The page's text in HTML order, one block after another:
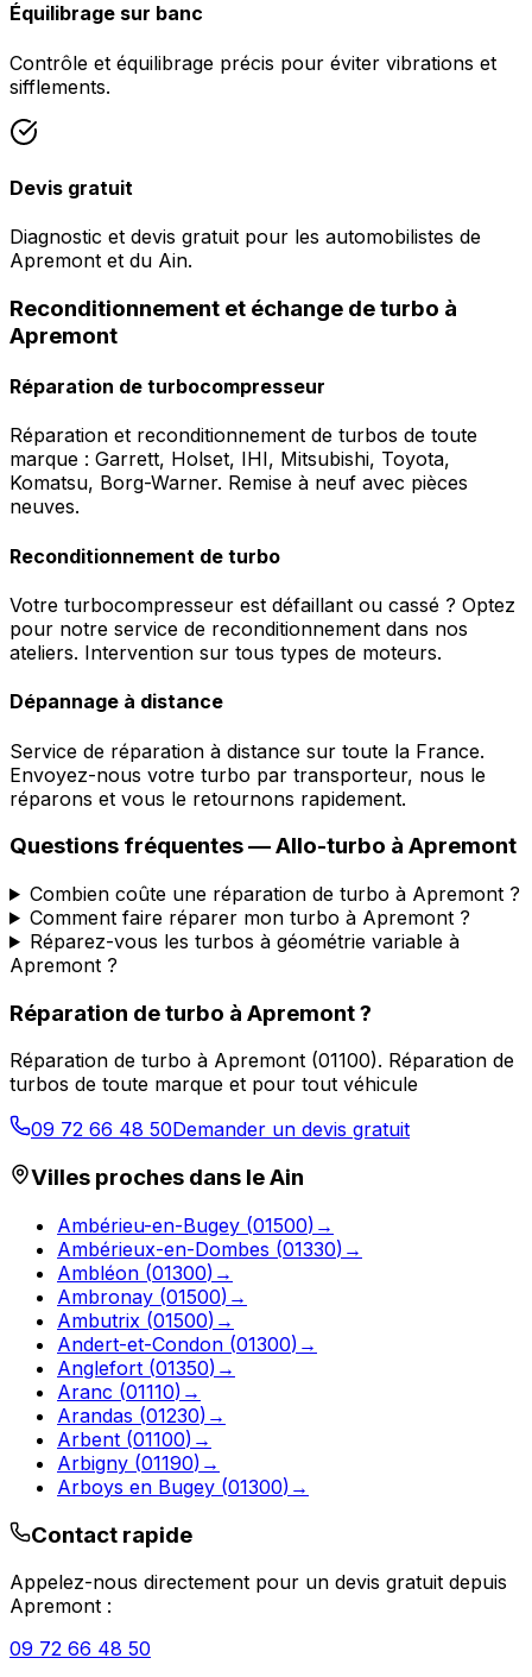
Équilibrage sur banc
Contrôle et équilibrage précis pour éviter vibrations et
sifflements.
Devis gratuit
Diagnostic et devis gratuit pour les automobilistes de
Apremont et du Ain.
Reconditionnement et échange de turbo à
Apremont
Réparation de turbocompresseur
Réparation et reconditionnement de turbos de toute
marque : Garrett, Holset, IHI, Mitsubishi, Toyota,
Komatsu, Borg-Warner. Remise à neuf avec pièces
neuves.
Reconditionnement de turbo
Votre turbocompresseur est défaillant ou cassé ? Optez
pour notre service de reconditionnement dans nos
ateliers. Intervention sur tous types de moteurs.
Dépannage à distance
Service de réparation à distance sur toute la France.
Envoyez-nous votre turbo par transporteur, nous le
réparons et vous le retournons rapidement.
Questions fréquentes —Allo-turbo à Apremont
Combien coûte une réparation de turbo à Apremont ?
Comment faire réparer mon turbo à Apremont ?
Réparez-vous les turbos à géométrie variable à
Apremont ?
Réparation de turbo à Apremont?
Réparation de turbo à Apremont (01100). Réparation de
turbos de toute marque et pour tout véhicule
09 72 66 48 50Demander un devis gratuit
Villes proches dans leAin
Ambérieu-en-Bugey (01500) →
Ambérieux-en-Dombes (01330) →
Ambléon (01300) →
Ambronay (01500) →
Ambutrix (01500) →
Andert-et-Condon (01300) →
Anglefort (01350) →
Aranc (01110) →
Arandas (01230) →
Arbent (01100) →
Arbigny (01190) →
Arboys en Bugey (01300) →
Contact rapide
Appelez-nous directement pour un devis gratuit depuis
Apremont :
09 72 66 48 50